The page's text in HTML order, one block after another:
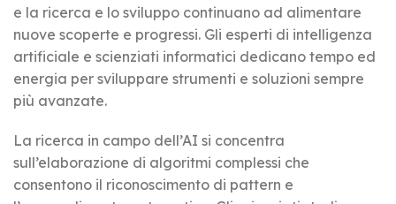
e la ricerca e lo sviluppo continuano ad alimentare
nuove scoperte e progressi. Gli esperti di intelligenza
artificiale e scienziati informatici dedicano tempo ed
energia per sviluppare strumenti e soluzioni sempre
più avanzate.
La ricerca in campo dell’AI si concentra
sull’elaborazione di algoritmi complessi che
consentono il riconoscimento di pattern e